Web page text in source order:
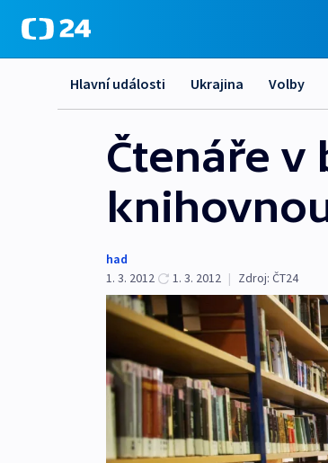
Hlavní události Ukrajina Volby
Čtenáře v
had
1. 3. 2012
1. 3. 2012 | Zdroj: ČT24